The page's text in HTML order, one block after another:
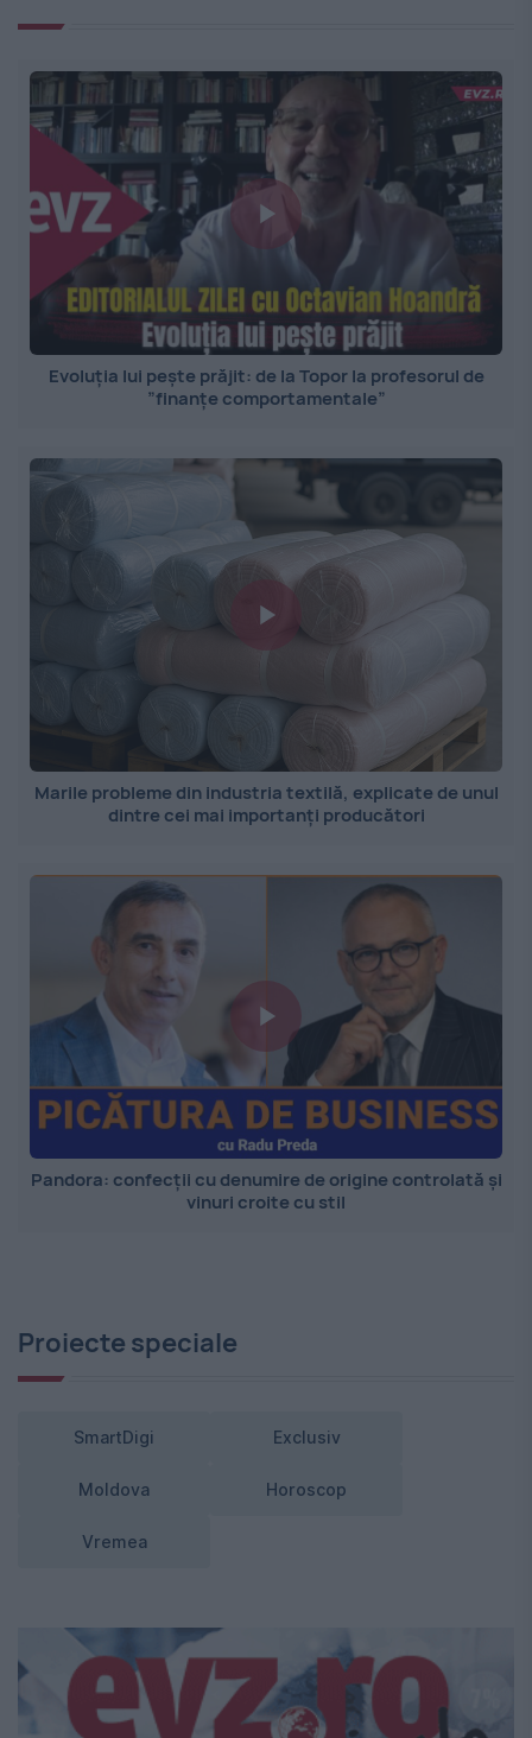
Evoluția lui pește prăjit: de la Topor la profesorul de
”finanțe comportamentale”
Marile probleme din industria textilă, explicate de unul
dintre cei mai importanți producători
Pandora: confecții cu denumire de origine controlată și
vinuri croite cu stil
Proiecte speciale
SmartDigi Exclusiv
Moldova Horoscop
Vremea